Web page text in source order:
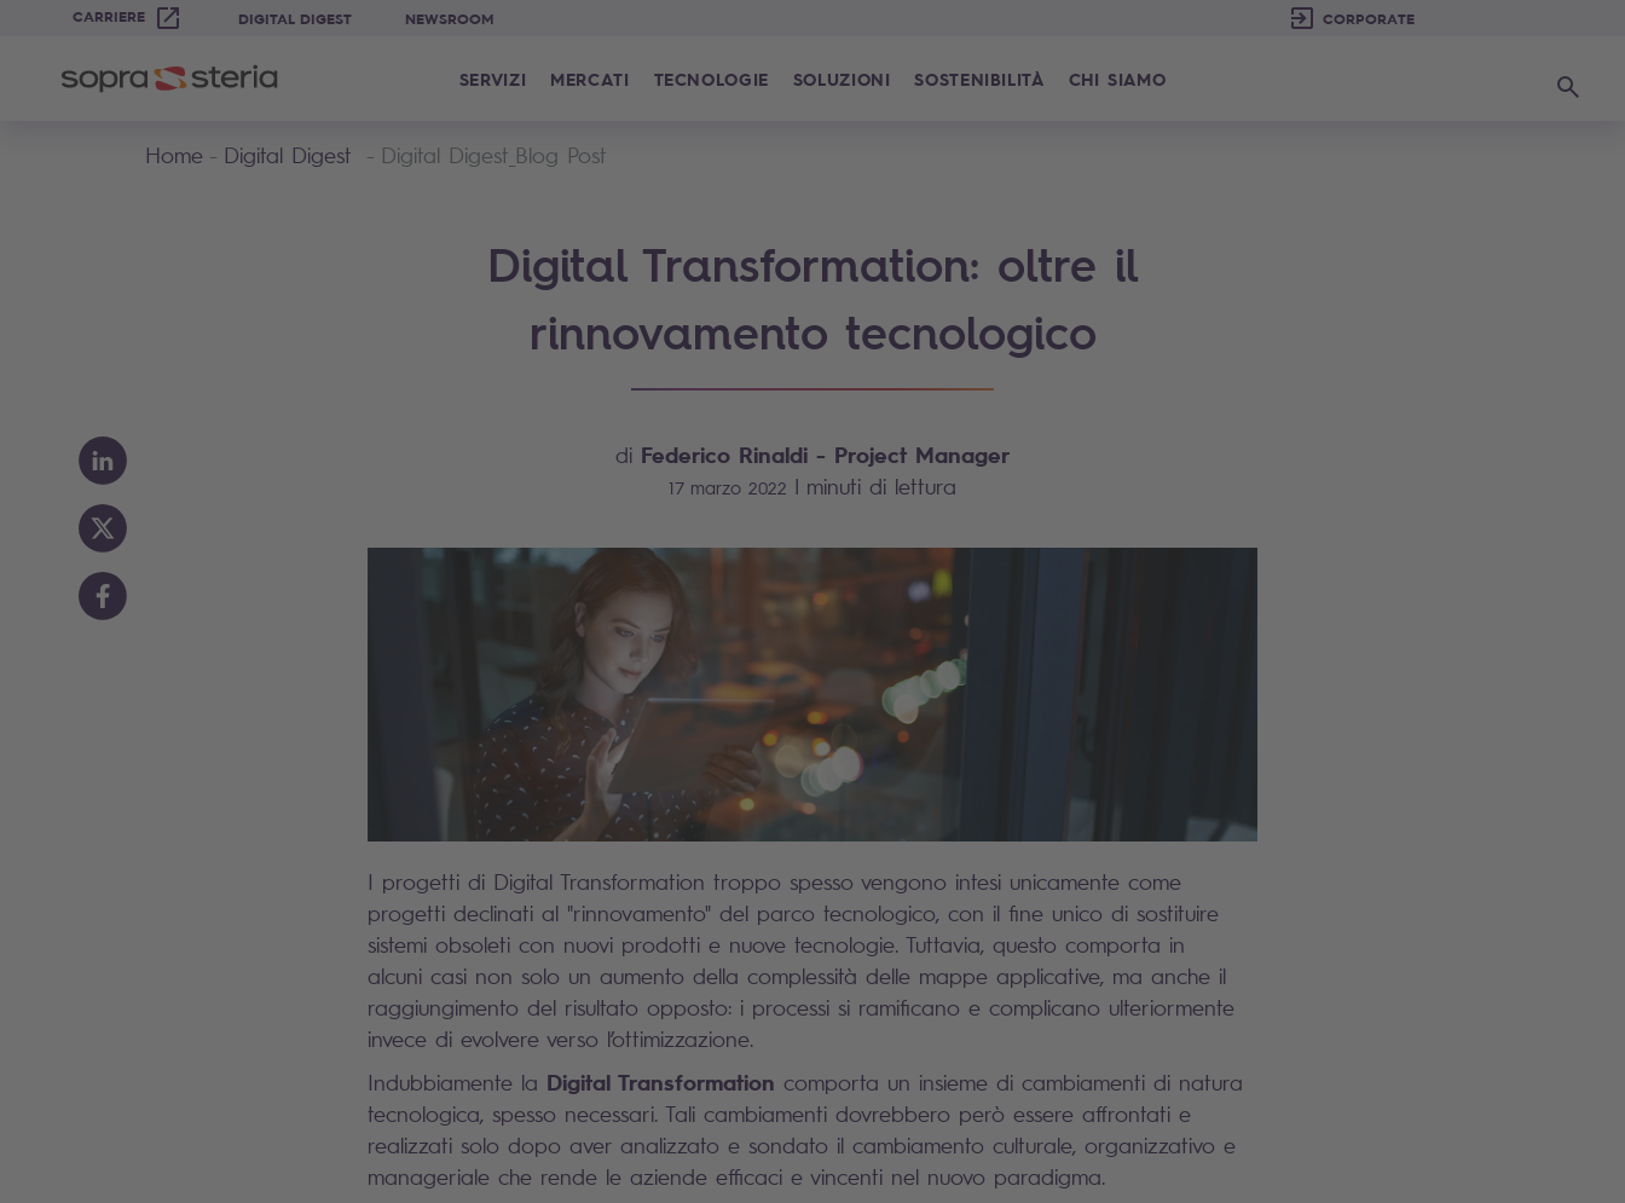
CARRIERE DIGITAL DIGEST NEWSROOM
SERVIZI MERCATI TECNOLOGIE SOLUZIONI SOSTENIBILITÀ CHI SIAMO Ricerca
Home Digital Digest Digital Digest_Blog Post
Digital Transformation: oltre il
rinnovamento tecnologico
di Federico Rinaldi - Project Manager
17 marzo 2022 | minuti di lettura
I progetti di Digital Transformation troppo spesso vengono intesi unicamente come
progetti declinati al "rinnovamento" del parco tecnologico, con il fine unico di sostituire
sistemi obsoleti con nuovi prodotti e nuove tecnologie. Tuttavia, questo comporta in
alcuni casi non solo un aumento della complessità delle mappe applicative, ma anche il
raggiungimento del risultato opposto: i processi si ramificano e complicano ulteriormente
invece di evolvere verso l’ottimizzazione.
Indubbiamente la Digital Transformation comporta un insieme di cambiamenti di natura
tecnologica, spesso necessari. Tali cambiamenti dovrebbero però essere affrontati e
realizzati solo dopo aver analizzato e sondato il cambiamento culturale, organizzativo e
manageriale che rende le aziende efficaci e vincenti nel nuovo paradigma.